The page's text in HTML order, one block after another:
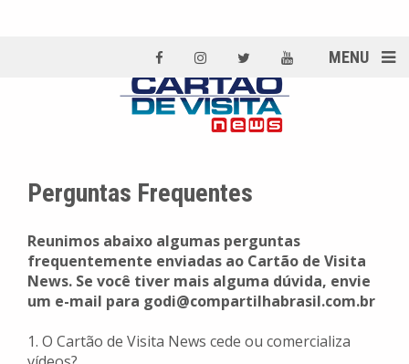
MENU
Perguntas Frequentes
Reunimos abaixo algumas perguntas
frequentemente enviadas ao Cartão de Visita
News. Se você tiver mais alguma dúvida, envie
um e-mail para godi@compartilhabrasil.com.br
1. O Cartão de Visita News cede ou comercializa